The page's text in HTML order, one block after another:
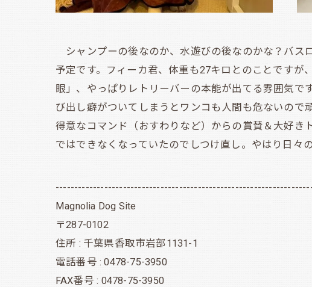
シャンプーの後なのか、水遊びの後なのかな？バス
予定です。フィーカ君、体重も27キロとのことです
眼」、やっぱりレトリーバーの本能が出てる雰囲気
び出し癖がついてしまうとワンコも人間も危ないの
得意なコマンド（おすわりなど）からの賞賛＆大好き
ではできなくなっていたのでしつけ直し。やはり日々
Magnolia Dog Site
〒287-0102
住所 : 千葉県香取市岩部1131-1
電話番号 : 0478-75-3950
FAX番号 : 0478-75-3950